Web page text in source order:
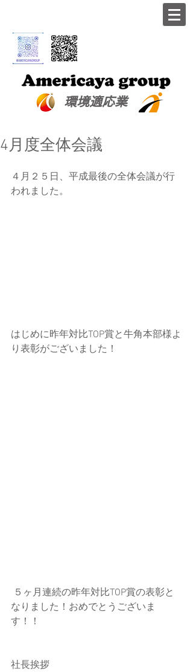
​環境適応業
4月度全体会議
４月２５日、平成最後の全体会議が行
われました。
はじめに昨年対比TOP賞と牛角本部様よ
り表彰がございました！
なりました！おめでとうございま
す！！
社長挨拶